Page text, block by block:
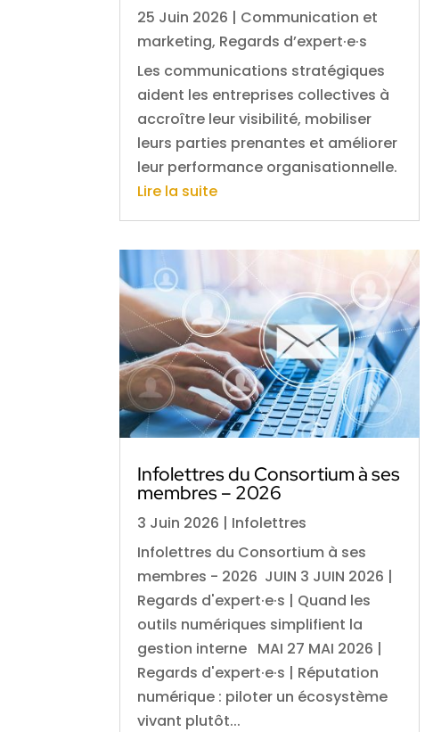
25 Juin 2026 | Communication et
marketing, Regards d’expert·e·s
Les communications stratégiques
aident les entreprises collectives à
accroître leur visibilité, mobiliser
leurs parties prenantes et améliorer
leur performance organisationnelle.
Lire la suite
Infolettres du Consortium à ses
membres – 2026
3 Juin 2026 | Infolettres
Infolettres du Consortium à ses
membres - 2026 JUIN 3 JUIN 2026 |
Regards d'expert·e·s | Quand les
outils numériques simplifient la
gestion interne MAI 27 MAI 2026 |
Regards d'expert·e·s | Réputation
numérique : piloter un écosystème
vivant plutôt...